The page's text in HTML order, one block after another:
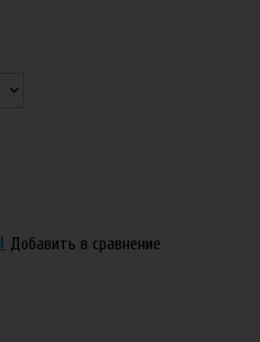
Добавить в сравнение